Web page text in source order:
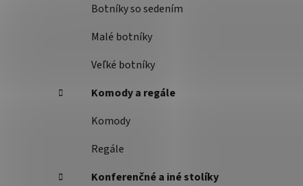
Botníky so sedením
Malé botníky
Veľké botníky
Komody a regále
Komody
Regále
Konferenčné a iné stolíky